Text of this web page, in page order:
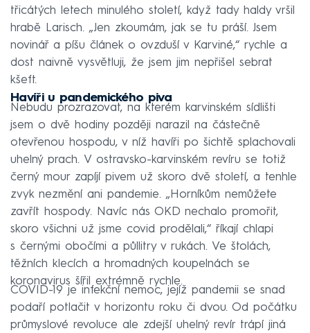
třicátých letech minulého století, když tady haldy vršil
hrabě Larisch. „Jen zkoumám, jak se tu práší. Jsem
novinář a píšu článek o ovzduší v Karviné,“ rychle a
dost naivně vysvětluji, že jsem jim nepřišel sebrat
kšeft.
Havíři u pandemického piva
Nebudu prozrazovat, na kterém karvinském sídlišti
jsem o dvě hodiny později narazil na částečně
otevřenou hospodu, v níž havíři po šichtě splachovali
uhelný prach. V ostravsko-karvinském revíru se totiž
černý mour zapíjí pivem už skoro dvě století, a tenhle
zvyk nezmění ani pandemie. „Horníkům nemůžete
zavřít hospody. Navíc nás OKD nechalo promořit,
skoro všichni už jsme covid prodělali,“ říkají chlapi
s černými obočími a půllitry v rukách. Ve štolách,
těžních klecích a hromadných koupelnách se
koronavirus šířil extrémně rychle.
COVID-19 je infekční nemoc, jejíž pandemii se snad
podaří potlačit v horizontu roku či dvou. Od počátku
průmyslové revoluce ale zdejší uhelný revír trápí jiná